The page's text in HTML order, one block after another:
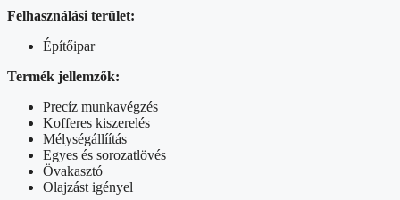
Felhasználási terület:
Építőipar
Termék jellemzők:
Precíz munkavégzés
Kofferes kiszerelés
Mélységállíítás
Egyes és sorozatlövés
Övakasztó
Olajzást igényel